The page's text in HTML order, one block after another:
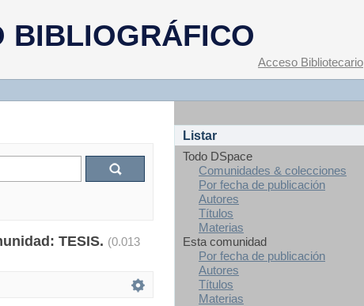
BIBLIOGRÁFICO
Acceso Bibliotecario
TESIS. (0.013
Listar
Todo DSpace
Comunidades & colecciones
Por fecha de publicación
Autores
Títulos
Materias
Esta comunidad
Por fecha de publicación
Autores
Títulos
Materias